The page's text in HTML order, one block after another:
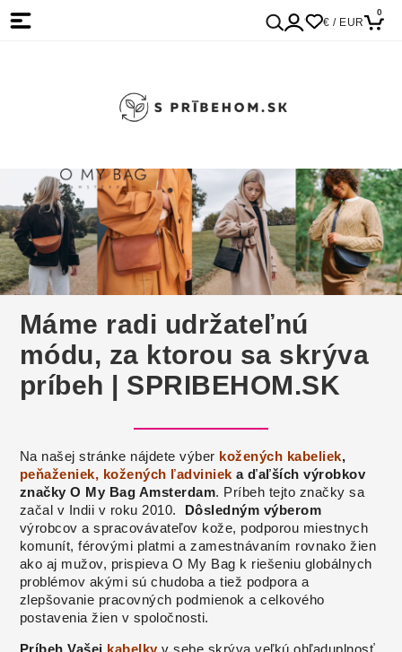
€ / EUR
0
Máme radi udržateľnú
módu, za ktorou sa skrýva
príbeh | SPRIBEHOM.SK
Na našej stránke nájdete výber kožených kabeliek,
peňaženiek, kožených ľadviniek a ďaľších výrobkov
značky O My Bag Amsterdam. Príbeh tejto značky sa
začal v Indii v roku 2010.
Dôsledným výberom
výrobcov a spracovávateľov kože, podporou miestnych
komunít, férovými platmi a zamestnávaním rovnako žien
ako aj mužov, prispieva O My Bag k riešeniu globálnych
problémov akými sú chudoba a tiež podpora a
zlepšovanie pracovných podmienok a celkového
postavenia žien v spoločnosti.